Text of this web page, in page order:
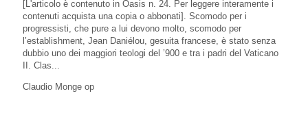
[L'articolo è contenuto in Oasis n. 24. Per leggere interamente i
contenuti acquista una copia o abbonati]. Scomodo per i
progressisti, che pure a lui devono molto, scomodo per
l’establishment, Jean Daniélou, gesuita francese, è stato senza
dubbio uno dei maggiori teologi del ’900 e tra i padri del Vaticano
II. Clas...
Claudio Monge op